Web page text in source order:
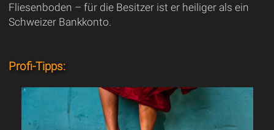
Fliesenboden – für die Besitzer ist er heiliger als ein
Schweizer Bankkonto.
Profi-Tipps: